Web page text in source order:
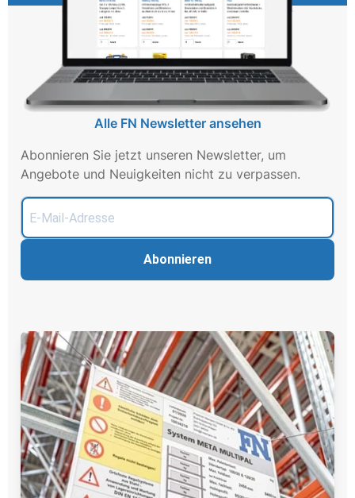
Abonnieren Sie jetzt unseren Newsletter, um
Angebote und Neuigkeiten nicht zu verpassen.
Abonnieren
Alle FN Newsletter ansehen